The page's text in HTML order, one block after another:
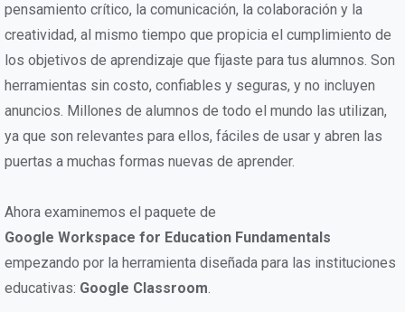
pensamiento crítico, la comunicación, la colaboración y la
creatividad, al mismo tiempo que propicia el cumplimiento de
los objetivos de aprendizaje que fijaste para tus alumnos. Son
herramientas sin costo, confiables y seguras, y no incluyen
anuncios. Millones de alumnos de todo el mundo las utilizan,
ya que son relevantes para ellos, fáciles de usar y abren las
puertas a muchas formas nuevas de aprender.
Ahora examinemos el paquete de
Google Workspace for Education Fundamentals
empezando por la herramienta diseñada para las instituciones
educativas: Google Classroom.